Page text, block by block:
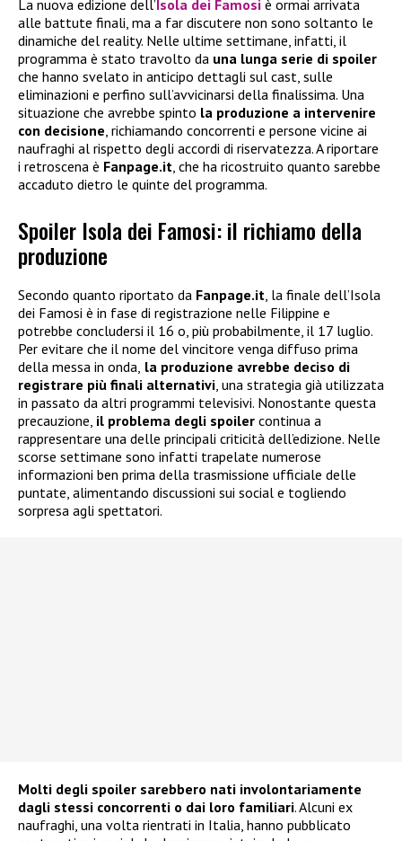
La nuova edizione dell’ Isola dei Famosi è ormai arrivata
alle battute finali, ma a far discutere non sono soltanto le
dinamiche del reality. Nelle ultime settimane, infatti, il
programma è stato travolto da una lunga serie di spoiler
che hanno svelato in anticipo dettagli sul cast, sulle
eliminazioni e perfino sull’avvicinarsi della finalissima. Una
situazione che avrebbe spinto la produzione a intervenire
con decisione, richiamando concorrenti e persone vicine ai
naufraghi al rispetto degli accordi di riservatezza. A riportare
i retroscena è Fanpage.it, che ha ricostruito quanto sarebbe
accaduto dietro le quinte del programma.
Spoiler Isola dei Famosi: il richiamo della
produzione
Secondo quanto riportato da Fanpage.it , la finale dell’Isola
dei Famosi è in fase di registrazione nelle Filippine e
potrebbe concludersi il 16 o, più probabilmente, il 17 luglio.
Per evitare che il nome del vincitore venga diffuso prima
della messa in onda, la produzione avrebbe deciso di
registrare più finali alternativi , una strategia già utilizzata
in passato da altri programmi televisivi. Nonostante questa
precauzione, il problema degli spoiler continua a
rappresentare una delle principali criticità dell’edizione. Nelle
scorse settimane sono infatti trapelate numerose
informazioni ben prima della trasmissione ufficiale delle
puntate, alimentando discussioni sui social e togliendo
sorpresa agli spettatori.
Molti degli spoiler sarebbero nati involontariamente
dagli stessi concorrenti o dai loro familiari. Alcuni ex
naufraghi, una volta rientrati in Italia, hanno pubblicato